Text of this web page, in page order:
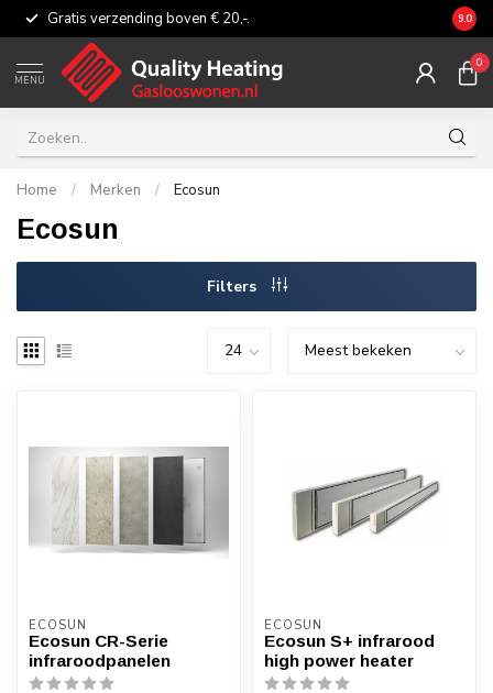
Gratis verzending boven € 20,-. 9.0
MENU
0
Home / Merken / Ecosun
Ecosun
Filters
ECOSUN
Ecosun CR-Serie
infraroodpanelen
ECOSUN
Ecosun S+ infrarood
high power heater